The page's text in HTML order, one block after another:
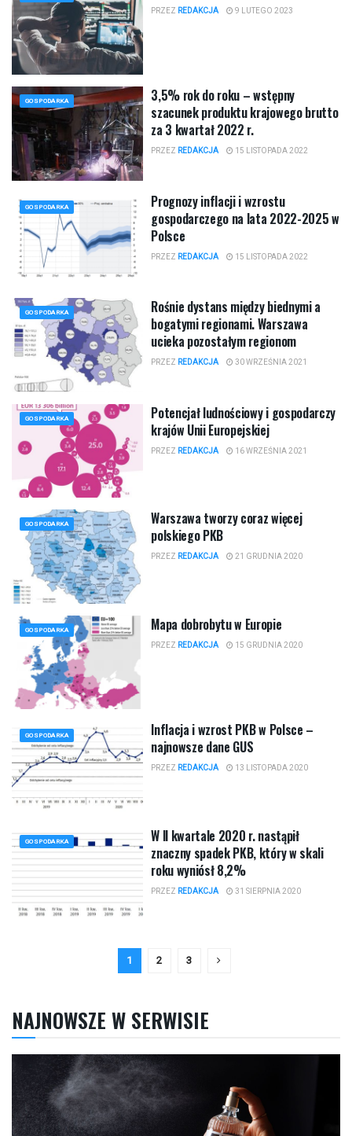
PRZEZ REDAKCJA 9 LUTEGO 2023
GOSPODARKA
3,5% rok do roku – wstępny
szacunek produktu krajowego brutto
za 3 kwartał 2022 r.
PRZEZ REDAKCJA 15 LISTOPADA 2022
GOSPODARKA
Prognozy inflacji i wzrostu
gospodarczego na lata 2022-2025 w
Polsce
PRZEZ REDAKCJA 15 LISTOPADA 2022
GOSPODARKA
Rośnie dystans między biednymi a
bogatymi regionami. Warszawa
ucieka pozostałym regionom
PRZEZ REDAKCJA 30 WRZEŚNIA 2021
GOSPODARKA
Potencjał ludnościowy i gospodarczy
krajów Unii Europejskiej
PRZEZ REDAKCJA 16 WRZEŚNIA 2021
GOSPODARKA
Warszawa tworzy coraz więcej
polskiego PKB
PRZEZ REDAKCJA 21 GRUDNIA 2020
GOSPODARKA Mapa dobrobytu w Europie
PRZEZ REDAKCJA 15 GRUDNIA 2020
GOSPODARKA
Inflacja i wzrost PKB w Polsce –
najnowsze dane GUS
PRZEZ REDAKCJA 13 LISTOPADA 2020
GOSPODARKA
W II kwartale 2020 r. nastąpił
znaczny spadek PKB, który w skali
roku wyniósł 8,2%
PRZEZ REDAKCJA 31 SIERPNIA 2020
1 2 3
NAJNOWSZE W SERWISIE